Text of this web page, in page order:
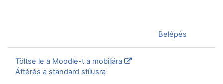
Belépés
Töltse le a Moodle-t a mobiljára
Áttérés a standard stílusra